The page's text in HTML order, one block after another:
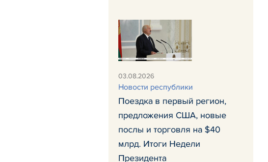
03.08.2026
Новости республики
Поездка в первый регион,
предложения США, новые
послы и торговля на $40
млрд. Итоги Недели
Президента